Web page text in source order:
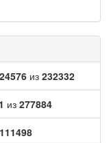
24576 из 232332
из 277884
111498